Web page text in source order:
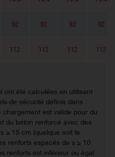
92 92 92 92
112 112 112 112
ont été calculées en utilisant
de sécurité définis dans
chargement est valide pour du
du béton renforcé avec des
≥ 15 cm (quelque soit le
renforts espacés de s ≥ 10
renforts est inférieur ou égal